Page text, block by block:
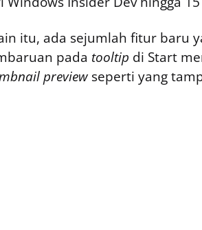
itu, ada sejumlah fitur baru
pada tooltip di Start
preview seperti yang